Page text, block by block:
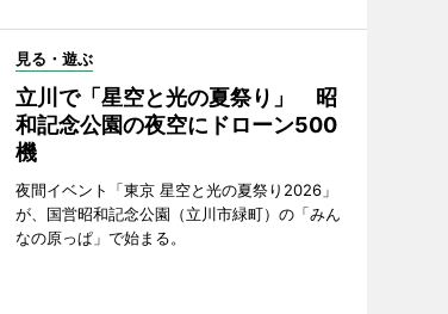
見る・遊ぶ
立川で「星空と光の夏祭り」 昭
和記念公園の夜空にドローン500
機
夜間イベント「東京 星空と光の夏祭り2026」
が、国営昭和記念公園（立川市緑町）の「みん
なの原っぱ」で始まる。